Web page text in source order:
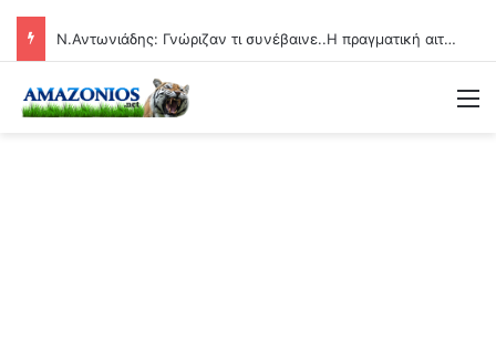
Ν.Αντωνιάδης: Γνώριζαν τι συνέβαινε..Η πραγματική αιτία των αιφνίδιων θανάτων θα βεβαιώνεται και ερχονται οι μέγιστες ποινές!!